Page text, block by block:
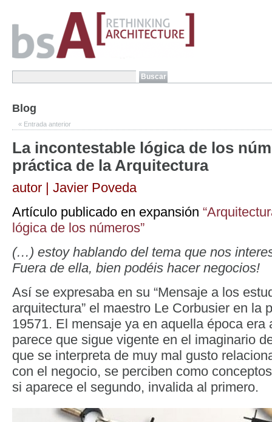
Blog
« Entrada anterior
La incontestable lógica de los
práctica de la Arquitectura
autor | Javier Poveda
Artículo publicado en expansión
lógica de los números”
(…) estoy hablando del tema que nos
Fuera de ella, bien podéis hacer negocios!
Así se expresaba en su “Mensaje a los
arquitectura” el maestro Le Corbusier en la
19571. El mensaje ya en aquella época era
parece que sigue vigente en el imaginario
que se interpreta de muy mal gusto
con el negocio, se perciben como
si aparece el segundo, invalida al primero.